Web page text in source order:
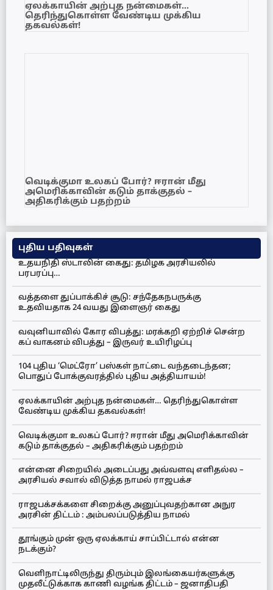
ஏலக்காயின் அற்புத நன்மைகள்…
தெரிந்துகொள்ள வேண்டிய முக்கிய
தகவல்கள்!
வெடிக்குமா உலகப் போர்? ஈரான் மீது
அமெரிக்காவின் கடும் தாக்குதல் –
அதிகரிக்கும் பதற்றம்
புதிய பதிவுகள்
உதயநிதி ஸ்டாலின் கைது: தமிழக அரசியலில்
பரபரப்பு…
வத்தளை துப்பாக்கிச் சூடு: சந்தேகநபருக்கு
உதவியதாக 24 வயது இளைஞர் கைது
வவுனியாவில் கோர விபத்து: மரக்கறி ஏற்றிச் சென்ற
கப் வாகனம் விபத்து – இருவர் உயிரிழப்பு
104 புதிய ‘மெட்ரோ’ பஸ்கள் நாட்டை வந்தடைந்தன;
பொதுப் போக்குவரத்தில் புதிய அத்தியாயம்!
ஏலக்காயின் அற்புத நன்மைகள்… தெரிந்துகொள்ள
வேண்டிய முக்கிய தகவல்கள்!
வெடிக்குமா உலகப் போர்? ஈரான் மீது அமெரிக்காவின்
கடும் தாக்குதல் – அதிகரிக்கும் பதற்றம்
என்னை சிறையில் அடைப்பது அவ்வளவு எளிதல்ல –
அரசியல் சவால் விடுத்த நாமல் ராஜபக்ச
ராஜபக்சக்களை சிறைக்கு அனுப்புவதற்கான அநுர
அரசின் திட்டம் : அம்பலப்படுத்திய நாமல்
தூங்கும் முன் ஒரு ஏலக்காய் சாப்பிட்டால் என்ன
நடக்கும்?
வெளிநாட்டிலிருந்து திரும்பும் இலங்கையர்களுக்கு
முதலீட்டுக்காக காணி வழங்க திட்டம் – ஜனாதிபதி